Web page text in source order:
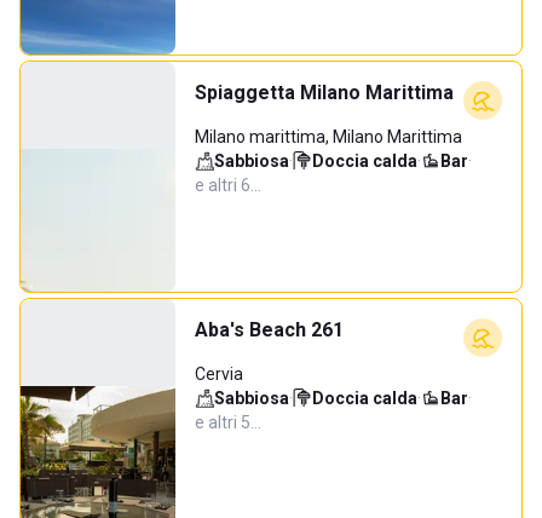
Spiaggetta Milano Marittima
Milano marittima, Milano Marittima
Sabbiosa· Doccia calda· Bar·
e altri 6…
Aba's Beach 261
Cervia
Sabbiosa· Doccia calda· Bar·
e altri 5…